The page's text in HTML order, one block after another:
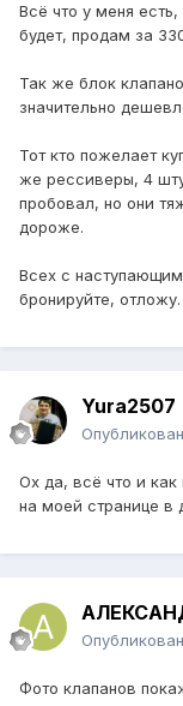
Всё что у меня
будет, продам за
Так же блок
значительно
Тот кто пожелает
же рессиверы, 4
пробовал, но они
дороже.
Всех с
бронируйте, отложу.
Yura2507
Ох да, всё что и
на моей странице в
Фото клапанов